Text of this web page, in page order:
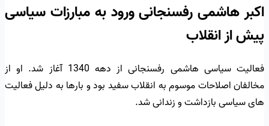
اکبر هاشمی رفسنجانی ورود به مبارزات سیاسی
پیش از انقلاب
فعالیت سیاسی هاشمی رفسنجانی از دهه 1340 آغاز شد. او از
مخالفان اصلاحات موسوم به انقلاب سفید بود و بارها به دلیل فعالیت
های سیاسی بازداشت و زندانی شد.